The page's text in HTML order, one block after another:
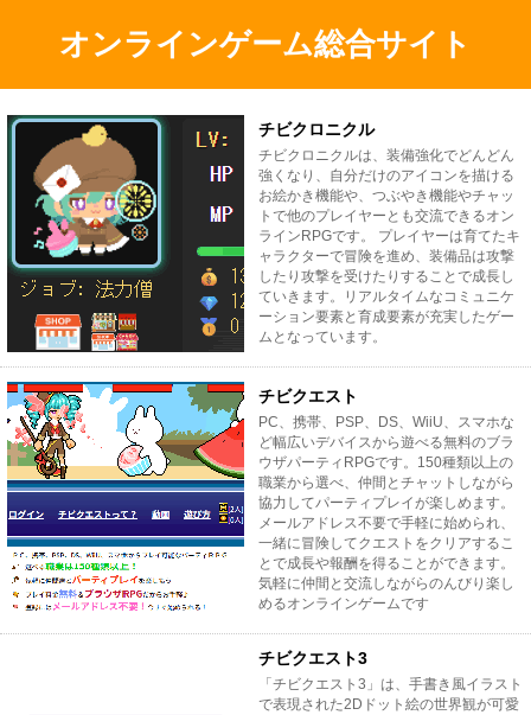
オンラインゲーム総合サイト
チビクロニクル
チビクロニクルは、装備強化でどんどん
強くなり、自分だけのアイコンを描ける
お絵かき機能や、つぶやき機能やチャッ
トで他のプレイヤーとも交流できるオン
ラインRPGです。 プレイヤーは育てたキ
ャラクターで冒険を進め、装備品は攻撃
したり攻撃を受けたりすることで成長し
ていきます。リアルタイムなコミュニケ
ーション要素と育成要素が充実したゲー
ムとなっています。
チビクエスト
PC、携帯、PSP、DS、WiiU、スマホな
ど幅広いデバイスから遊べる無料のブラ
ウザパーティRPGです。150種類以上の
職業から選べ、仲間とチャットしながら
協力してパーティプレイが楽しめます。
メールアドレス不要で手軽に始められ、
一緒に冒険してクエストをクリアするこ
とで成長や報酬を得ることができます。
気軽に仲間と交流しながらのんびり楽し
めるオンラインゲームです
チビクエスト3
「チビクエスト3」は、手書き風イラスト
で表現された2Dドット絵の世界観が可愛